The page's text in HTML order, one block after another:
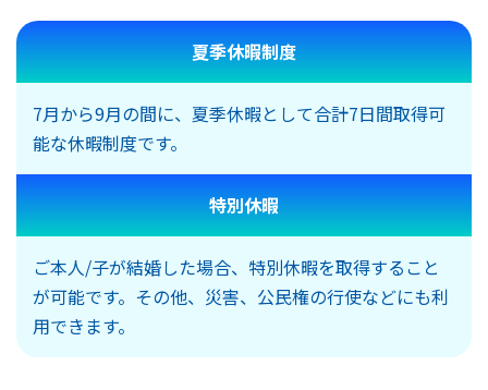
夏季休暇制度
7月から9月の間に、夏季休暇として合計7日間取得可
能な休暇制度です。
特別休暇
ご本人/子が結婚した場合、特別休暇を取得すること
が可能です。その他、災害、公民権の行使などにも利
用できます。